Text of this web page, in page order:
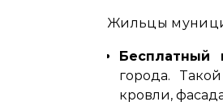
Жильцы
Бесплатный
города.
кровли,